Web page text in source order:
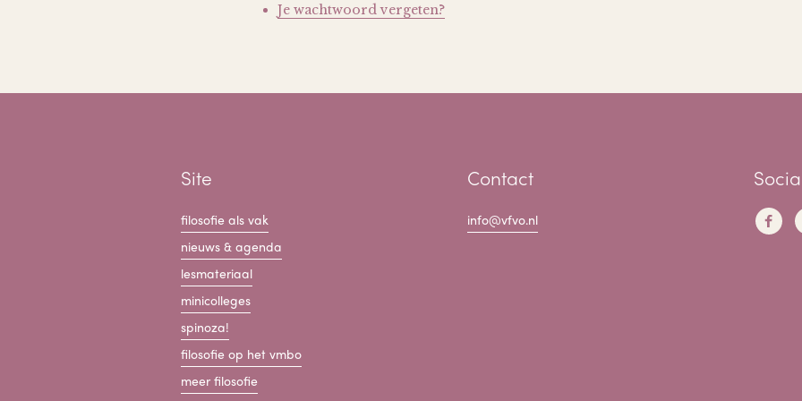
Je wachtwoord vergeten?
Site
filosofie als vak
nieuws & agenda
lesmateriaal
minicolleges
spinoza!
filosofie op het vmbo
meer filosofie
Contact
info@vfvo.nl